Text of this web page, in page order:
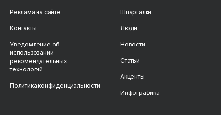
Реклама на сайте
Контакты
Уведомление об
использовании
рекомендательных
технологий
Политика конфиденциальности
Шпаргалки
Люди
Новости
Статьи
Акценты
Инфографика